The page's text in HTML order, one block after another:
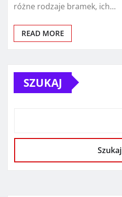
różne rodzaje bramek, ich…
READ MORE
SZUKAJ
Szukaj